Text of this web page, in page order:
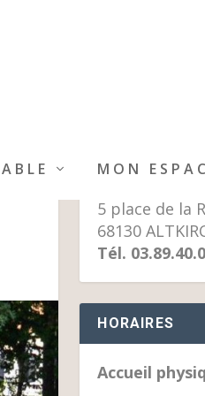
MON
MAIRIE
5 place de la
68130
Tél.
HORAIRES
Accueil